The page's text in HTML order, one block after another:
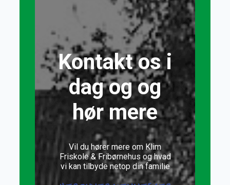
Kontakt os i
dag og og
hør mere
Vil du hører mere om Klim
Friskole & Fribørnehus og hvad
vi kan tilbyde netop din familie